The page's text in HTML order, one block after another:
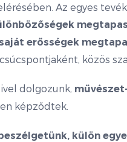
Az egyes
erősségek
közös
dolgozunk,
képződtek.
külön